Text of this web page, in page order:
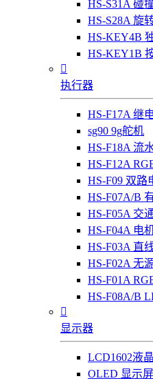
HS-S31A 碰
HS-S28A 旋
HS-KEY4B
HS-KEY1B

执行器
HS-F17A 继
sg90 9g舵机
HS-F18A 流
HS-F12A
HS-F09 双路
HS-F07A/B
HS-F05A 交
HS-F04A 电
HS-F03A 直
HS-F02A 无
HS-F01A
HS-F08A/B

显示器
LCD1602液
OLED 显示